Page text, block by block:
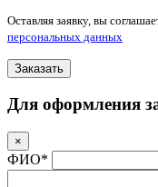
Оставляя заявку, вы
персональных данных
Заказать
Для оформления
×
ФИО*